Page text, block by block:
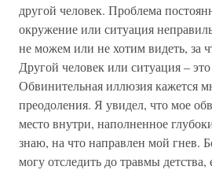
другой человек. Проблема
окружение или ситуация
не можем или не хотим видеть, за
Другой человек или ситуация –
Обвинительная иллюзия кажется
преодоления. Я увидел, что мое
место внутри, наполненное
знаю, на что направлен мой гнев.
могу отследить до травмы детства,